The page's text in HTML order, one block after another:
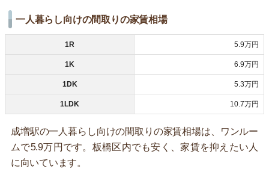
一人暮らし向けの間取りの家賃相場
1R 5.9万円
1K 6.9万円
1DK 5.3万円
1LDK 10.7万円
成増駅の一人暮らし向けの間取りの家賃相場は、ワンルー
ムで5.9万円です。板橋区内でも安く、家賃を抑えたい人
に向いています。